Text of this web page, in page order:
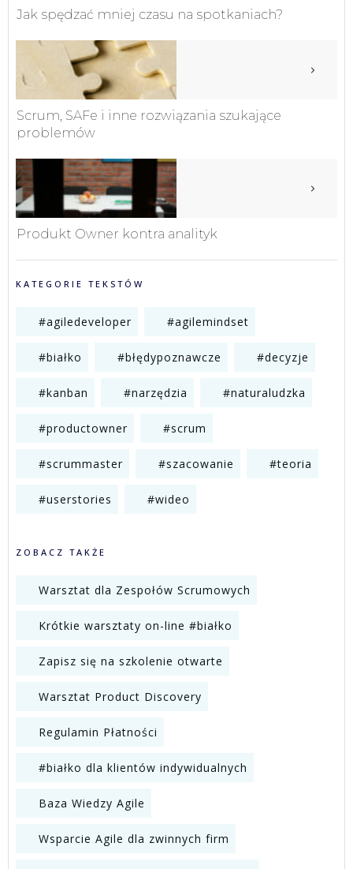
Jak spędzać mniej czasu na spotkaniach?
Scrum, SAFe i inne rozwiązania szukające
problemów
Produkt Owner kontra analityk
KATEGORIE TEKSTÓW
#agiledeveloper #agilemindset
#białko #błędypoznawcze #decyzje
#kanban #narzędzia #naturaludzka
#productowner #scrum
#scrummaster #szacowanie #teoria
#userstories #wideo
ZOBACZ TAKŻE
Warsztat dla Zespołów Scrumowych
Krótkie warsztaty on-line #białko
Zapisz się na szkolenie otwarte
Warsztat Product Discovery
Regulamin Płatności
#białko dla klientów indywidualnych
Baza Wiedzy Agile
Wsparcie Agile dla zwinnych firm